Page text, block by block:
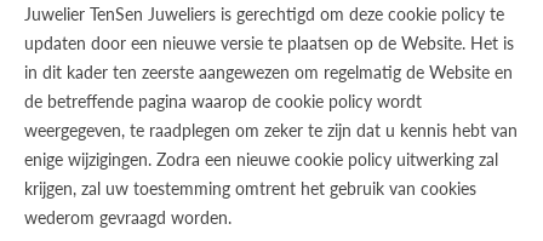
Juwelier TenSen Juweliers is gerechtigd om deze cookie policy te
updaten door een nieuwe versie te plaatsen op de Website. Het is
in dit kader ten zeerste aangewezen om regelmatig de Website en
de betreffende pagina waarop de cookie policy wordt
weergegeven, te raadplegen om zeker te zijn dat u kennis hebt van
enige wijzigingen. Zodra een nieuwe cookie policy uitwerking zal
krijgen, zal uw toestemming omtrent het gebruik van cookies
wederom gevraagd worden.